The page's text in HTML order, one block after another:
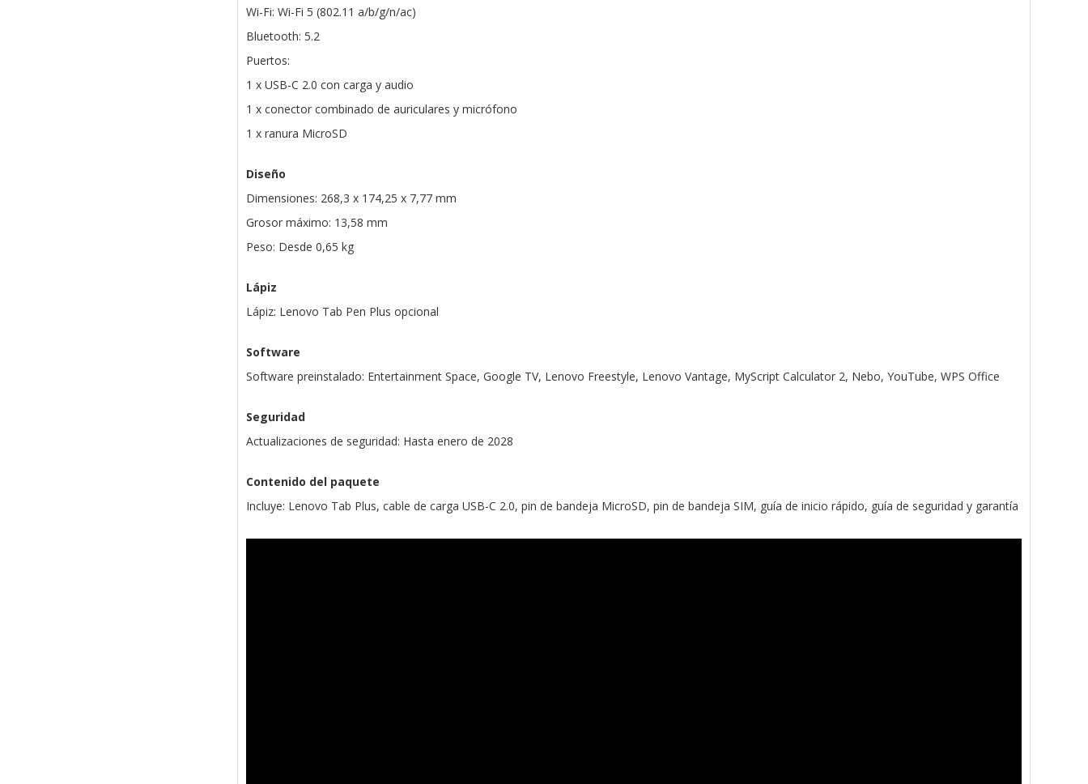
Wi-Fi: Wi-Fi 5 (802.11 a/b/g/n/ac)
Bluetooth: 5.2
Puertos:
1 x USB-C 2.0 con carga y audio
1 x conector combinado de auriculares y micrófono
1 x ranura MicroSD
Diseño
Dimensiones: 268,3 x 174,25 x 7,77 mm
Grosor máximo: 13,58 mm
Peso: Desde 0,65 kg
Lápiz
Lápiz: Lenovo Tab Pen Plus opcional
Software
Software preinstalado: Entertainment Space, Google TV, Lenovo Freestyle, Lenovo Vantage, MyScript Calculator 2, Nebo, YouTube, WPS Office
Seguridad
Actualizaciones de seguridad: Hasta enero de 2028
Contenido del paquete
Incluye: Lenovo Tab Plus, cable de carga USB-C 2.0, pin de bandeja MicroSD, pin de bandeja SIM, guía de inicio rápido, guía de seguridad y garantía